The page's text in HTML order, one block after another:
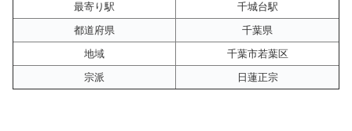
最寄り駅
千城台駅
都道府県
千葉県
地域
千葉市若葉区
宗派
日蓮正宗